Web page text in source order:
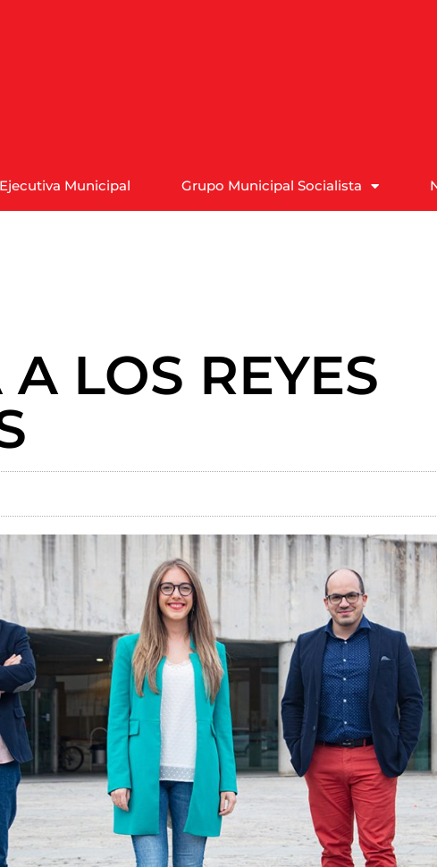
Municipal Grupo Municipal Socialista
A LOS REYES